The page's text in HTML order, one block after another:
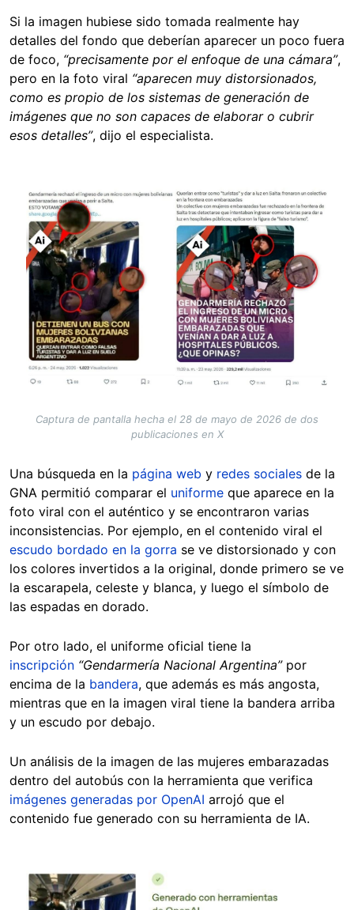
Si la imagen hubiese sido tomada realmente hay
detalles del fondo que deberían aparecer un poco fuera
de foco, “precisamente por el enfoque de una cámara”,
pero en la foto viral “aparecen muy distorsionados,
como es propio de los sistemas de generación de
imágenes que no son capaces de elaborar o cubrir
esos detalles”, dijo el especialista.
Image
Captura de pantalla hecha el 28 de mayo de 2026 de dos
publicaciones en X
Una búsqueda en la página web y redes sociales de la
GNA permitió comparar el uniforme que aparece en la
foto viral con el auténtico y se encontraron varias
inconsistencias. Por ejemplo, en el contenido viral el
escudo bordado en la gorra se ve distorsionado y con
los colores invertidos a la original, donde primero se ve
la escarapela, celeste y blanca, y luego el símbolo de
las espadas en dorado.
Por otro lado, el uniforme oficial tiene la
inscripción “Gendarmería Nacional Argentina”por
encima de la bandera, que además es más angosta,
mientras que en la imagen viral tiene la bandera arriba
y un escudo por debajo.
Un análisis de la imagen de las mujeres embarazadas
dentro del autobús con la herramienta que verifica
imágenes generadas por OpenAI arrojó que el
contenido fue generado con su herramienta de IA.
Image